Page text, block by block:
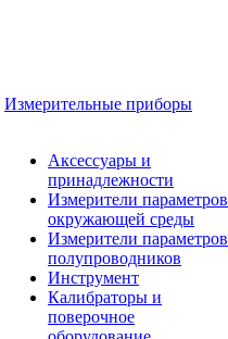
Измерительные приборы
Аксессуары и
принадлежности
Измерители параметров
окружающей среды
Измерители параметров
полупроводников
Инструмент
Калибраторы и
поверочное